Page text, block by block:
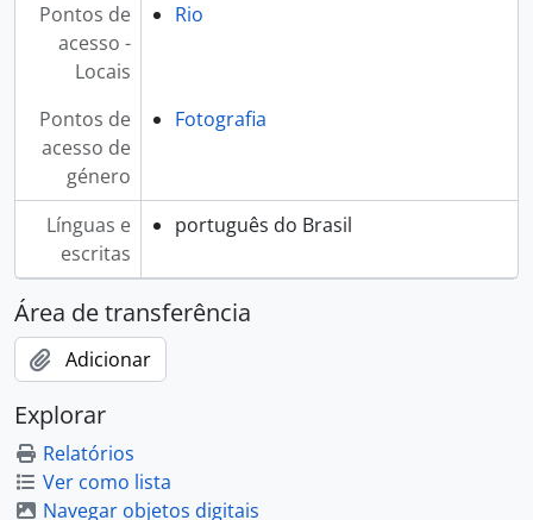
Pontos de
acesso -
Locais
Rio
Pontos de
acesso de
género
Fotografia
Línguas e
escritas
português do Brasil
Área de transferência
Adicionar
Explorar
Relatórios
Ver como lista
Navegar objetos digitais